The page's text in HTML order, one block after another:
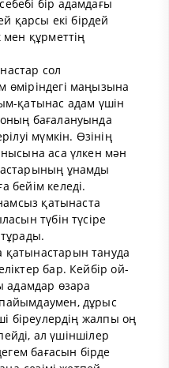
бір адамдағы
қарсы екі бірдей
құрметтің
сол
өміріндегі маңызына
қатынас адам үшін
бағалануында
мүмкін. Өзінің
аса үлкен мән
ұнамды
бейім келеді.
қатынаста
түбін түсіре
тануда
бар. Кейбір ой-
адамдар өзара
дұрыс
біреулердің жалпы оң
ал үшіншілер
бағасын бірде